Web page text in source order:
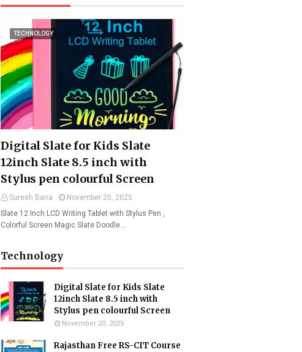
TECHNOLOGY
Digital Slate for Kids Slate
12inch Slate 8.5 inch with
Stylus pen colourful Screen
Suresh Bana
November 20, 2025
Slate 12 Inch LCD Writing Tablet with Stylus Pen ,
Colorful Screen Magic Slate Doodle…
Technology
Digital Slate for Kids Slate
12inch Slate 8.5 inch with
Stylus pen colourful Screen
November 20, 2025
Rajasthan Free RS-CIT Course